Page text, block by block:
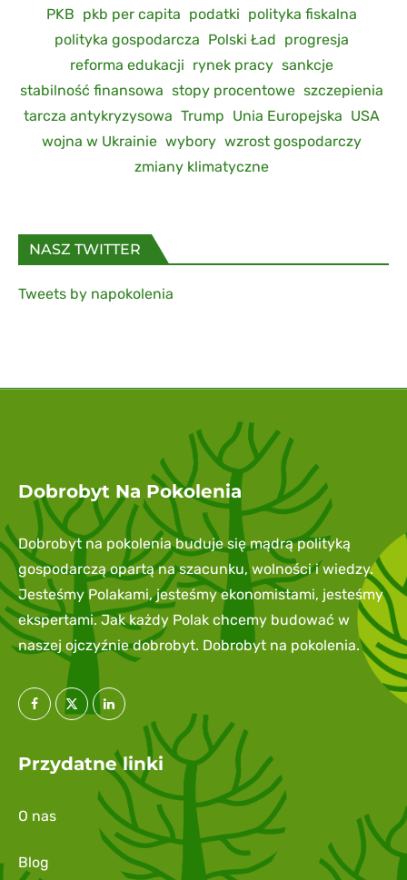
PKB pkb per capita podatki polityka fiskalna
polityka gospodarcza Polski Ład progresja
reforma edukacji rynek pracy sankcje
stabilność finansowa stopy procentowe szczepienia
tarcza antykryzysowa Trump Unia Europejska USA
wojna w Ukrainie wybory wzrost gospodarczy
zmiany klimatyczne
NASZ TWITTER
Tweets by napokolenia
Dobrobyt Na Pokolenia
Dobrobyt na pokolenia buduje się mądrą polityką
gospodarczą opartą na szacunku, wolności i wiedzy.
Jesteśmy Polakami, jesteśmy ekonomistami, jesteśmy
ekspertami. Jak każdy Polak chcemy budować w
naszej ojczyźnie dobrobyt. Dobrobyt na pokolenia.
Przydatne linki
O nas
Blog